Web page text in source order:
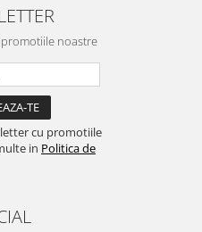
noastre
cu promotiile
in Politica de